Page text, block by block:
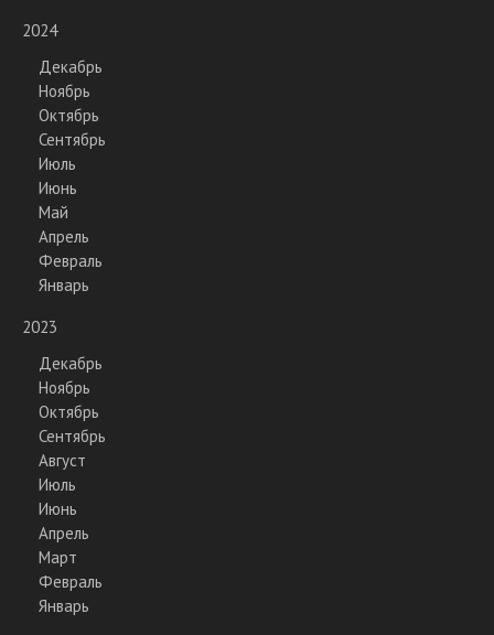
2024
Декабрь
Ноябрь
Октябрь
Сентябрь
Июль
Июнь
Май
Апрель
Февраль
Январь
2023
Декабрь
Ноябрь
Октябрь
Сентябрь
Август
Июль
Июнь
Апрель
Март
Февраль
Январь